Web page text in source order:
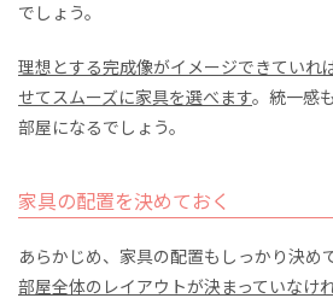
でしょう。
理想とする完成像がイメージできていれ
せてスムーズに家具を選べます。統一感
部屋になるでしょう。
家具の配置を決めておく
あらかじめ、家具の配置もしっかり決め
部屋全体のレイアウトが決まっていなけ